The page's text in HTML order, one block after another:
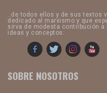
..de todos ellos y de sus textos
dedicado al marxismo y que
sirva de modesta contribución
ideas y conceptos.
SOBRE NOSOTROS